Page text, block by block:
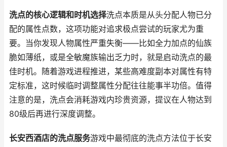
洗点的核心逻辑和时机选择洗点本质是从头分配人物已分
配的属性点数，这项功能对追求极点尝试的玩家尤为重
要。当你发现人物属性严重失衡——比如全力加点的仙族
脆如薄纸，或是全敏魔族输出乏力时，就是启动洗点的最
佳时机。随着游戏进程推进，某些高难度副本对属性有特
定标准，这时候临时调整属性分配往往能事半功倍。值得
注意的是，洗点会消耗游戏内珍贵资源，提议在人物达到
80级后再进行深度调整。
长安西酒店的洗点服务游戏中最彻底的洗点方法位于长安